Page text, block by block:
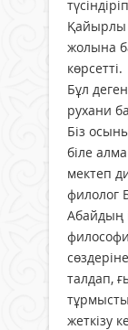
Қайырлы
жолына
көрсетті.
Бұл
рухани
Біз
біле
мектеп
филолог
Абайдың
талдап,
жеткізу